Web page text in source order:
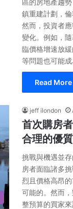
區的房地產趨
鎮重建計劃，
然而，投資者
變化。例如，
臨價格增速放
等問題也可能成
Read More
jeff ilondon
首次購房
合理的優
挑戰與機遇並
房者面臨諸多
烈且價格高昂
可能的。然而
整預算的買家